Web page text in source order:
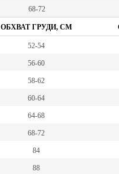
68-72
ОБХВАТ ГРУДИ, СМ
52-54
56-60
58-62
60-64
64-68
68-72
84
88